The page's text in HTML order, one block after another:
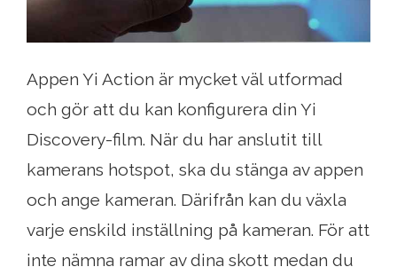
Appen Yi Action är mycket väl utformad
och gör att du kan konfigurera din Yi
Discovery-film. När du har anslutit till
kamerans hotspot, ska du stänga av appen
och ange kameran. Därifrån kan du växla
varje enskild inställning på kameran. För att
inte nämna ramar av dina skott medan du